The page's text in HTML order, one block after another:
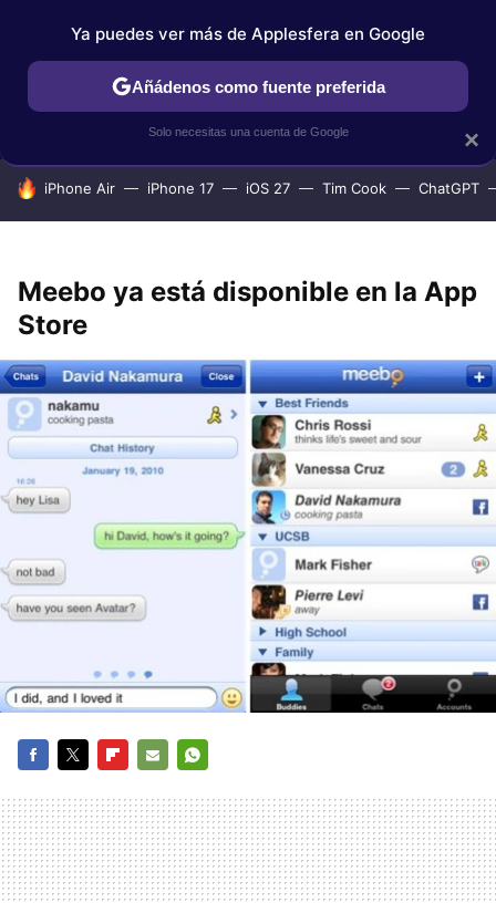
IPHONE TUTORIALES APPLESFERA SELECCIÓN
HOY SE HABLA DE
iPhone Air iPhone 17 iOS 27 Tim Cook ChatGPT
Meebo ya está disponible en la App
Store
MAIL
×
Ya puedes ver más de Applesfera en Google
Añádenos como fuente preferida
Solo necesitas una cuenta de Google